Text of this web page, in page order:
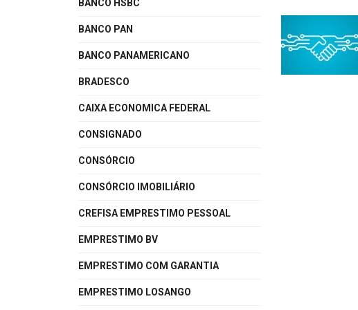
BANCO HSBC
BANCO PAN
BANCO PANAMERICANO
BRADESCO
CAIXA ECONOMICA FEDERAL
CONSIGNADO
CONSÓRCIO
CONSÓRCIO IMOBILIÁRIO
CREFISA EMPRESTIMO PESSOAL
EMPRESTIMO BV
EMPRESTIMO COM GARANTIA
EMPRESTIMO LOSANGO